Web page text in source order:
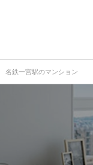
名鉄一宮駅のマンション